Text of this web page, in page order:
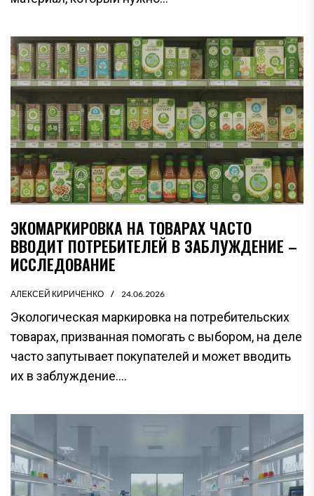
ЭКОМАРКИРОВКА НА ТОВАРАХ ЧАСТО
ВВОДИТ ПОТРЕБИТЕЛЕЙ В ЗАБЛУЖДЕНИЕ –
ИССЛЕДОВАНИЕ
АЛЕКСЕЙ КИРИЧЕНКО 24.06.2026
Экологическая маркировка на потребительских
товарах, призванная помогать с выбором, на деле
часто запутывает покупателей и может вводить
их в заблуждение....